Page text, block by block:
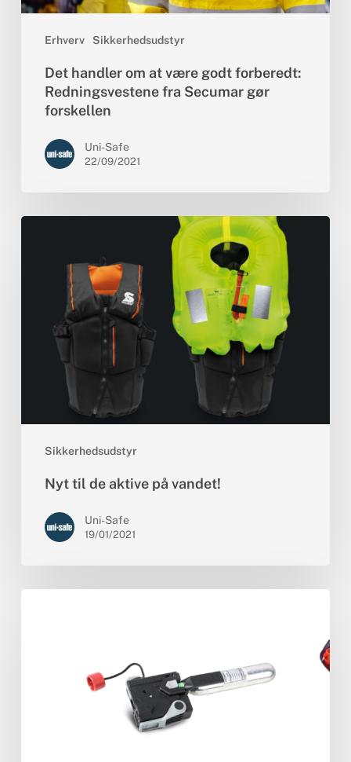
Erhverv Sikkerhedsudstyr
gør
forskellen
Det handler om at være godt forberedt:
Redningsvestene fra Secumar gør
forskellen
Uni-Safe
22/09/2021
Sikkerhedsudstyr
vandet!
Nyt til de aktive på vandet!
Uni-Safe
19/01/2021